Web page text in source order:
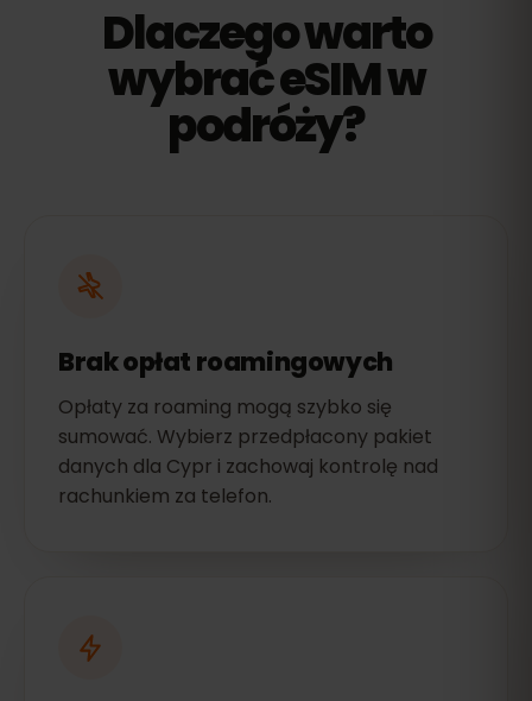
Dlaczego warto
wybrać eSIM w
podróży?
Brak opłat roamingowych
Opłaty za roaming mogą szybko się
sumować. Wybierz przedpłacony pakiet
danych dla Cypr i zachowaj kontrolę nad
rachunkiem za telefon.